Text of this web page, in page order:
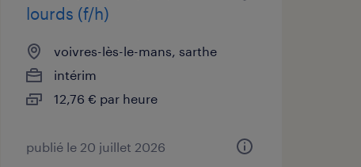
lourds (f/h)
voivres-lès-le-mans, sarthe
intérim
12,76 € par heure
publié le 20 juillet 2026